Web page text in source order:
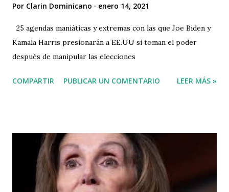
Por Clarin Dominicano enero 14, 2021
25 agendas maniáticas y extremas con las que Joe Biden y
Kamala Harris presionarán a EE.UU si toman el poder
después de manipular las elecciones
COMPARTIR PUBLICAR UN COMENTARIO LEER MÁS »